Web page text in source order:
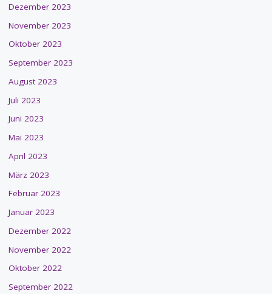
Dezember 2023
November 2023
Oktober 2023
September 2023
August 2023
Juli 2023
Juni 2023
Mai 2023
April 2023
März 2023
Februar 2023
Januar 2023
Dezember 2022
November 2022
Oktober 2022
September 2022